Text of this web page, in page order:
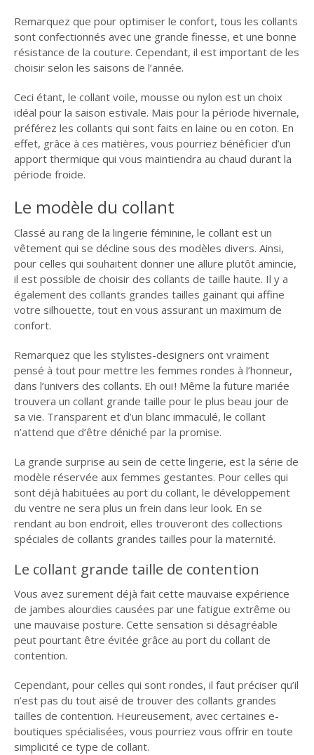
Remarquez que pour optimiser le confort, tous les collants
sont confectionnés avec une grande finesse, et une bonne
résistance de la couture. Cependant, il est important de les
choisir selon les saisons de l’année.
Ceci étant, le collant voile, mousse ou nylon est un choix
idéal pour la saison estivale. Mais pour la période hivernale,
préférez les collants qui sont faits en laine ou en coton. En
effet, grâce à ces matières, vous pourriez bénéficier d’un
apport thermique qui vous maintiendra au chaud durant la
période froide.
Le modèle du collant
Classé au rang de la lingerie féminine, le collant est un
vêtement qui se décline sous des modèles divers. Ainsi,
pour celles qui souhaitent donner une allure plutôt amincie,
il est possible de choisir des collants de taille haute. Il y a
également des collants grandes tailles gainant qui affine
votre silhouette, tout en vous assurant un maximum de
confort.
Remarquez que les stylistes-designers ont vraiment
pensé à tout pour mettre les femmes rondes à l’honneur,
dans l’univers des collants. Eh oui ! Même la future mariée
trouvera un collant grande taille pour le plus beau jour de
sa vie. Transparent et d’un blanc immaculé, le collant
n’attend que d’être déniché par la promise.
La grande surprise au sein de cette lingerie, est la série de
modèle réservée aux femmes gestantes. Pour celles qui
sont déjà habituées au port du collant, le développement
du ventre ne sera plus un frein dans leur look. En se
rendant au bon endroit, elles trouveront des collections
spéciales de collants grandes tailles pour la maternité.
Le collant grande taille de contention
Vous avez surement déjà fait cette mauvaise expérience
de jambes alourdies causées par une fatigue extrême ou
une mauvaise posture. Cette sensation si désagréable
peut pourtant être évitée grâce au port du collant de
contention.
Cependant, pour celles qui sont rondes, il faut préciser qu’il
n’est pas du tout aisé de trouver des collants grandes
tailles de contention. Heureusement, avec certaines e-
boutiques spécialisées, vous pourriez vous offrir en toute
simplicité ce type de collant.